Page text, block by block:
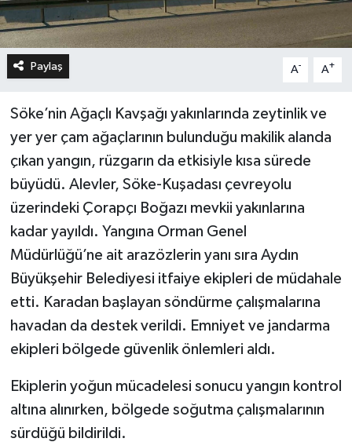
Paylaş A- A+
Söke’nin Ağaçlı Kavşağı yakınlarında zeytinlik ve
yer yer çam ağaçlarının bulunduğu makilik alanda
çıkan yangın, rüzgarın da etkisiyle kısa sürede
büyüdü. Alevler, Söke-Kuşadası çevreyolu
üzerindeki Çorapçı Boğazı mevkii yakınlarına
kadar yayıldı. Yangına Orman Genel
Müdürlüğü’ne ait arazözlerin yanı sıra Aydın
Büyükşehir Belediyesi itfaiye ekipleri de müdahale
etti. Karadan başlayan söndürme çalışmalarına
havadan da destek verildi. Emniyet ve jandarma
ekipleri bölgede güvenlik önlemleri aldı.
Ekiplerin yoğun mücadelesi sonucu yangın kontrol
altına alınırken, bölgede soğutma çalışmalarının
sürdüğü bildirildi.